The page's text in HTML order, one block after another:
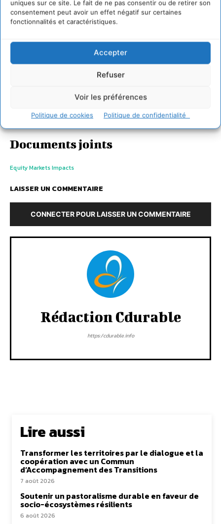
uniques sur ce site. Le fait de ne pas consentir ou de retirer son
consentement peut avoir un effet négatif sur certaines
fonctionnalités et caractéristiques.
Accepter
Refuser
Voir les préférences
Politique de cookies Politique de confidentialité
Documents joints
Equity Markets Impacts
LAISSER UN COMMENTAIRE
CONNECTER POUR LAISSER UN COMMENTAIRE
Rédaction Cdurable
https:/cdurable.info
Lire aussi
Transformer les territoires par le dialogue et la
coopération avec un Commun
d’Accompagnement des Transitions
7 août 2026
Soutenir un pastoralisme durable en faveur de
socio-écosystèmes résilients
6 août 2026